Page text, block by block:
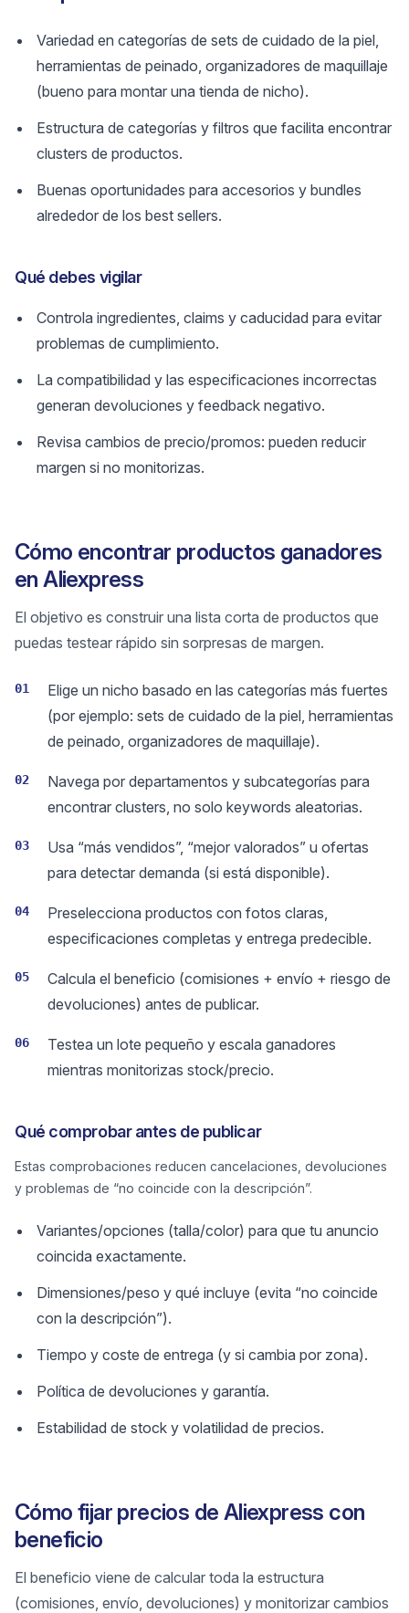
Variedad en categorías de sets de cuidado de la piel,
herramientas de peinado, organizadores de maquillaje
(bueno para montar una tienda de nicho).
Estructura de categorías y filtros que facilita encontrar
clusters de productos.
Buenas oportunidades para accesorios y bundles
alrededor de los best sellers.
Qué debes vigilar
Controla ingredientes, claims y caducidad para evitar
problemas de cumplimiento.
La compatibilidad y las especificaciones incorrectas
generan devoluciones y feedback negativo.
Revisa cambios de precio/promos: pueden reducir
margen si no monitorizas.
Cómo encontrar productos ganadores
en Aliexpress
El objetivo es construir una lista corta de productos que
puedas testear rápido sin sorpresas de margen.
01
Elige un nicho basado en las categorías más fuertes
(por ejemplo: sets de cuidado de la piel, herramientas
de peinado, organizadores de maquillaje).
02
Navega por departamentos y subcategorías para
encontrar clusters, no solo keywords aleatorias.
03
Usa “más vendidos”, “mejor valorados” u ofertas
para detectar demanda (si está disponible).
04
Preselecciona productos con fotos claras,
especificaciones completas y entrega predecible.
05
Calcula el beneficio (comisiones + envío + riesgo de
devoluciones) antes de publicar.
06
Testea un lote pequeño y escala ganadores
mientras monitorizas stock/precio.
Qué comprobar antes de publicar
Estas comprobaciones reducen cancelaciones, devoluciones
y problemas de “no coincide con la descripción”.
Variantes/opciones (talla/color) para que tu anuncio
coincida exactamente.
Dimensiones/peso y qué incluye (evita “no coincide
con la descripción”).
Tiempo y coste de entrega (y si cambia por zona).
Política de devoluciones y garantía.
Estabilidad de stock y volatilidad de precios.
Cómo fijar precios de Aliexpress con
beneficio
El beneficio viene de calcular toda la estructura
(comisiones, envío, devoluciones) y monitorizar cambios